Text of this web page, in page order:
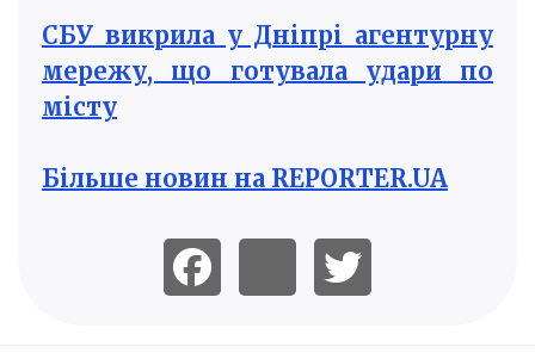
СБУ викрила у Дніпрі агентурну
мережу, що готувала удари по
місту
Більше новин на REPORTER.UA